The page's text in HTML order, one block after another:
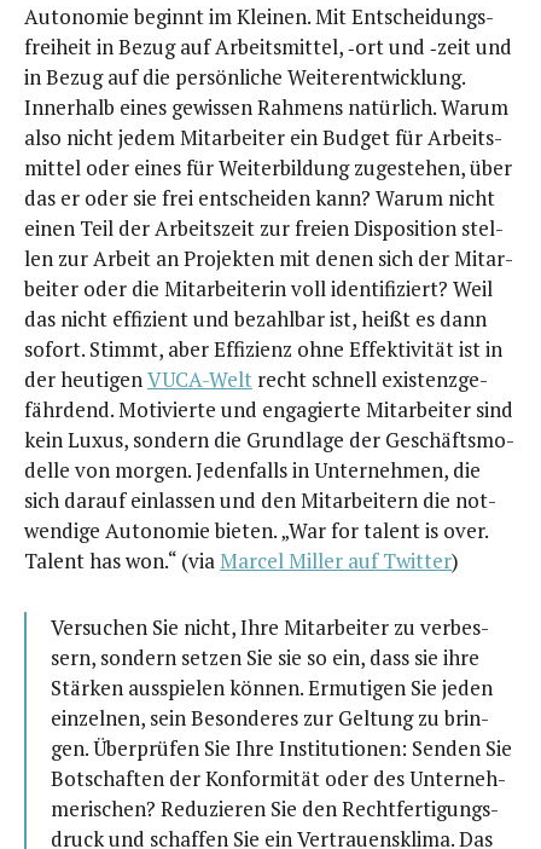
Auto­no­mie beginnt im Klei­nen. Mit Ent­schei­dungs­
frei­heit in Bezug auf Arbeits­mit­tel, ‑ort und ‑zeit und
in Bezug auf die per­sön­li­che Wei­ter­ent­wick­lung.
Inner­halb eines gewis­sen Rah­mens natür­lich. War­um
also nicht jedem Mit­ar­bei­ter ein Bud­get für Arbeits­
mit­tel oder eines für Wei­ter­bil­dung zuge­ste­hen, über
das er oder sie frei ent­schei­den kann? War­um nicht
einen Teil der Arbeits­zeit zur frei­en Dis­po­si­ti­on stel­
len zur Arbeit an Pro­jek­ten mit denen sich der Mit­ar­
bei­ter oder die Mit­ar­bei­te­rin voll iden­ti­fi­ziert? Weil
das nicht effi­zi­ent und bezahl­bar ist, heißt es dann
sofort. Stimmt, aber Effi­zi­enz ohne Effek­ti­vi­tät ist in
der heu­ti­genVUCA-Welt recht schnell exis­tenz­ge­
fähr­dend. Moti­vier­te und enga­gier­te Mit­ar­bei­ter sind
kein Luxus, son­dern die Grund­la­ge der Geschäfts­mo­
del­le von mor­gen. Jeden­falls in Unter­neh­men, die
sich dar­auf ein­las­sen und den Mit­ar­bei­tern die not­
wen­di­ge Auto­no­mie bie­ten. „War for talent is over.
Talent has won.“ (viaMar­cel Mil­ler auf Twit­ter)
Ver­su­chen Sie nicht, Ihre Mit­ar­bei­ter zu ver­bes­
sern, son­dern set­zen Sie sie so ein, dass sie ihre
Stär­ken aus­spie­len kön­nen. Ermu­ti­gen Sie jeden
ein­zel­nen, sein Beson­de­res zur Gel­tung zu brin­
gen. Über­prü­fen Sie Ihre Insti­tu­tio­nen: Sen­den Sie
Bot­schaf­ten der Kon­for­mi­tät oder des Unter­neh­
me­ri­schen? Redu­zie­ren Sie den Recht­fer­ti­gungs­
druck und schaf­fen Sie ein Ver­trau­ens­kli­ma. Das